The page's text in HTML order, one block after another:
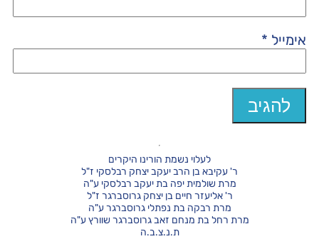
אימייל *
לעלוי נשמת הורינו היקרים
ר' עקיבא בן הרב יעקב יצחק רבלסקי ז"ל
מרת שולמית יפה בת יעקב רבלסקי ע"ה
ר' אליעזר חיים בן יצחק גרוסברגר ז"ל
מרת רבקה בת נפתלי גרוסברגר ע"ה
מרת רחל בת מנחם זאב גרוסברגר שוורץ ע"ה
ת.נ.צ.ב.ה